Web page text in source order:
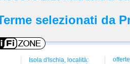
selezionati da
Isola d'Ischia, località: